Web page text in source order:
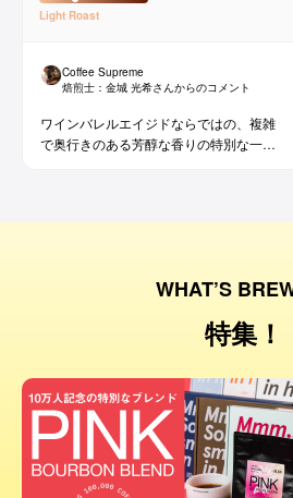
Light Roast
Coffee Supreme
焙煎士： 金城 光希さんからのコメント
ワインバレルエイジドならではの、複雑
で奥行きのある芳醇な香りの特別な一杯
WHAT’S
特集！